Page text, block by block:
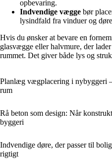
opbevaring.
Indvendige vægge bør
lysindfald fra vinduer og
Hvis du ønsker at bevare en
glasvægge eller halvmure, der
rummet. Det giver både lys og
Planlæg vægplacering i nybyggeri
rum
Rå beton som design: Når
byggeri
Indvendige døre, der passer til
rigtigt